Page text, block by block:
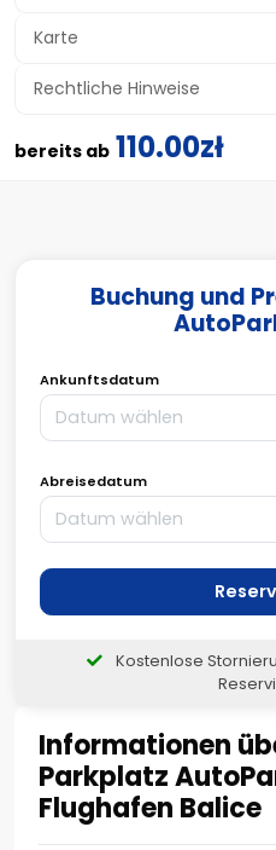
Karte
Rechtliche Hinweise
bereits ab 110.00zł
Informationen
Parkplatz
Flughafen Balice
Buchung und
Ankunftsdatum
Abreisedatum
Kostenlose